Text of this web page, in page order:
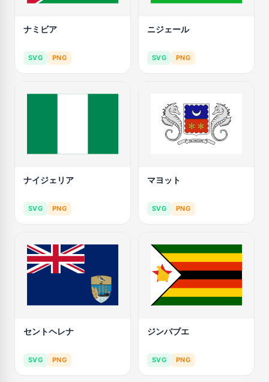
ナミビア
SVG PNG
ニジェール
SVG PNG
ナイジェリア
SVG PNG
マヨット
SVG PNG
セントヘレナ
SVG PNG
ジンバブエ
SVG PNG